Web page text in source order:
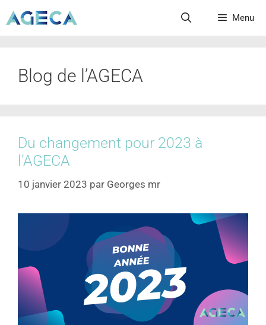
Menu
Blog de l’AGECA
Du changement pour 2023 à
l’AGECA
10 janvier 2023 par Georges mr